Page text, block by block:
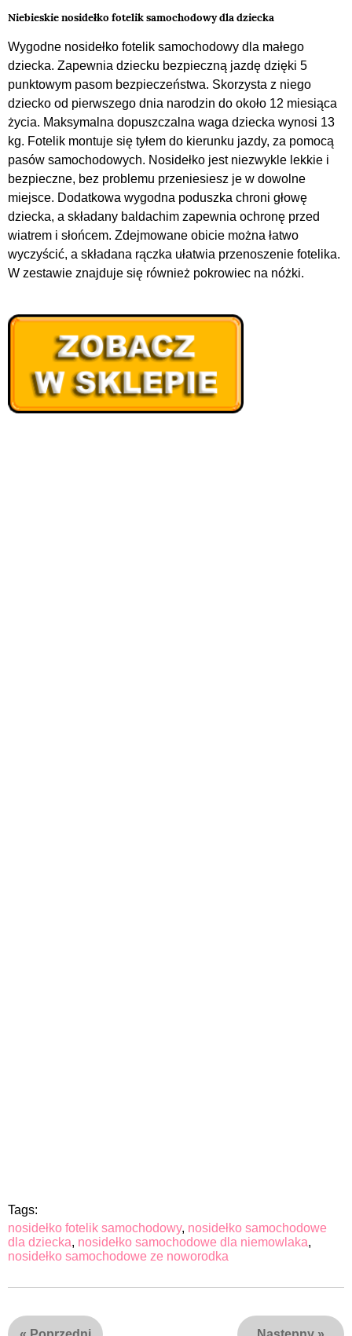
Niebieskie nosidełko fotelik samochodowy dla dziecka
Wygodne nosidełko fotelik samochodowy dla małego
dziecka. Zapewnia dziecku bezpieczną jazdę dzięki 5
punktowym pasom bezpieczeństwa. Skorzysta z niego
dziecko od pierwszego dnia narodzin do około 12 miesiąca
życia. Maksymalna dopuszczalna waga dziecka wynosi 13
kg. Fotelik montuje się tyłem do kierunku jazdy, za pomocą
pasów samochodowych. Nosidełko jest niezwykle lekkie i
bezpieczne, bez problemu przeniesiesz je w dowolne
miejsce. Dodatkowa wygodna poduszka chroni głowę
dziecka, a składany baldachim zapewnia ochronę przed
wiatrem i słońcem. Zdejmowane obicie można łatwo
wyczyścić, a składana rączka ułatwia przenoszenie fotelika.
W zestawie znajduje się również pokrowiec na nóżki.
Tags:
nosidełko fotelik samochodowy, nosidełko samochodowe
dla dziecka, nosidełko samochodowe dla niemowlaka,
nosidełko samochodowe ze noworodka